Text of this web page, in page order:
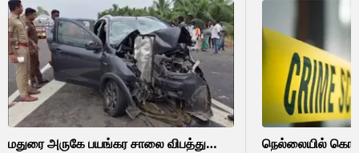
மதுரை அருகே பயங்கர சாலை விபத்து…
நெல்லையில்